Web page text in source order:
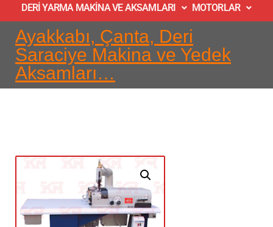
DERİ YARMA MAKİNA VE AKSAMLARI
MOTORLAR
Ayakkabı, Çanta, Deri
Saraciye Makina ve Yedek
Aksamları…